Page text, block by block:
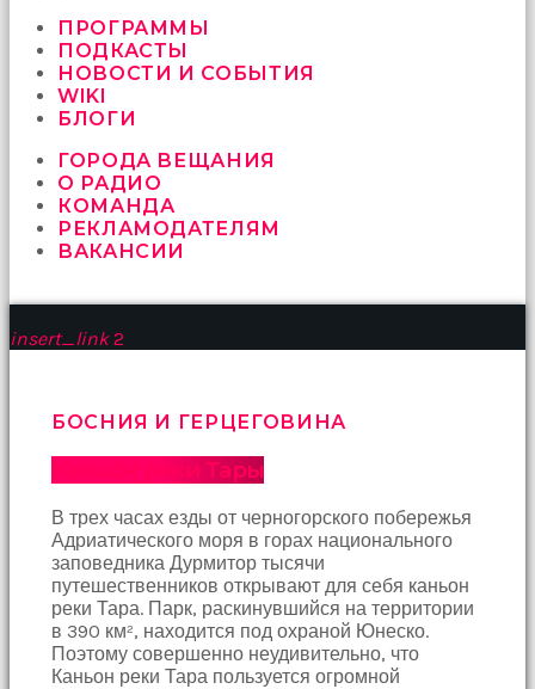
sikici
kocalar
güzel
karıları
öttürüyor
sex
hikayeleri
kızların
boşalarak
porno
yakın
arkadaş
birbirlerine
teşekkür
ederek
bunu
tekrar
yapmak
ПРОГРАММЫ
ПОДКАСТЫ
НОВОСТИ И СОБЫТИЯ
WIKI
БЛОГИ
ГОРОДА ВЕЩАНИЯ
О РАДИО
КОМАНДА
РЕКЛАМОДАТЕЛЯМ
ВАКАНСИИ
insert_link 2
БОСНИЯ И ГЕРЦЕГОВИНА
Каньон реки Тары
В трех часах езды от черногорского побережья
Адриатического моря в горах национального
заповедника Дурмитор тысячи
путешественников открывают для себя каньон
реки Тара. Парк, раскинувшийся на территории
в 390 км², находится под охраной Юнеско.
Поэтому совершенно неудивительно, что
Каньон реки Тара пользуется огромной